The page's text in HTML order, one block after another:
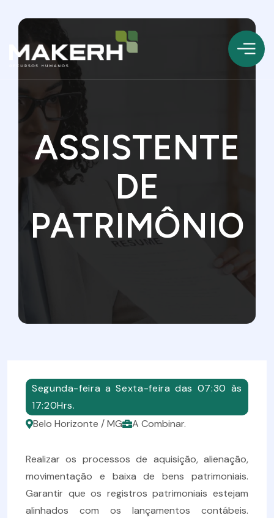
ASSISTENTE
DE
PATRIMÔNIO
Segunda-feira a Sexta-feira das 07:30 às
17:20Hrs.
Belo Horizonte / MG
A Combinar.
Realizar os processos de aquisição, alienação,
movimentação e baixa de bens patrimoniais.
Garantir que os registros patrimoniais estejam
alinhados com os lançamentos contábeis.